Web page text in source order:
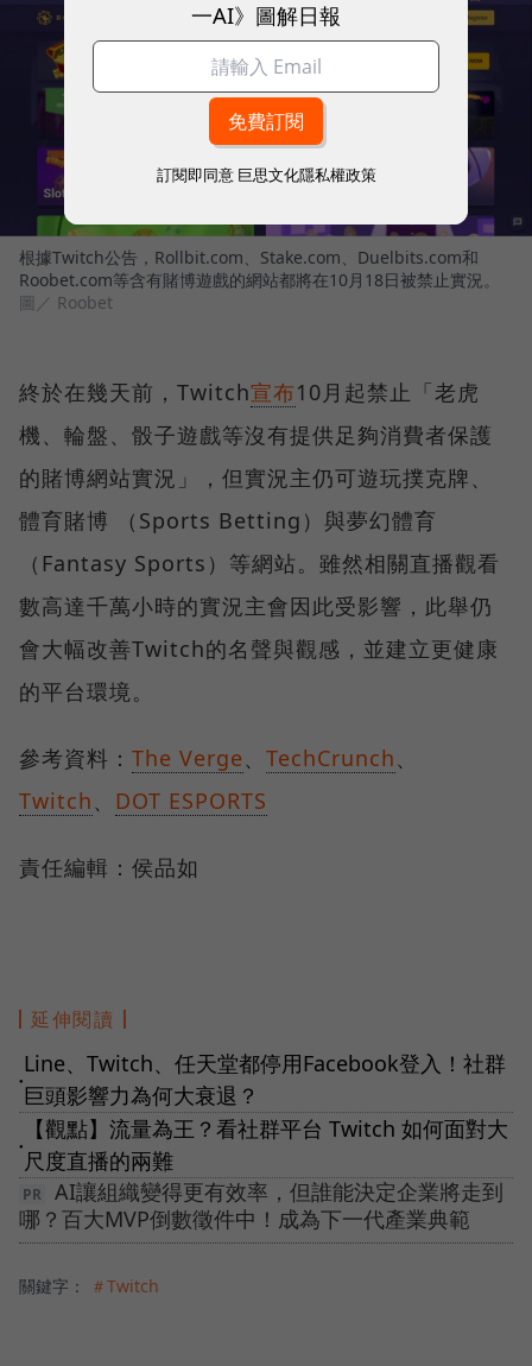
根據Twitch公告，Rollbit.com、Stake.com、Duelbits.com和
Roobet.com等含有賭博遊戲的網站都將在10月18日被禁止實況。
圖／ Roobet
終於在幾天前，Twitch宣布10月起禁止「老虎
機、輪盤、骰子遊戲等沒有提供足夠消費者保護
的賭博網站實況」，但實況主仍可遊玩撲克牌、
體育賭博 （Sports Betting）與夢幻體育
（Fantasy Sports）等網站。雖然相關直播觀看
數高達千萬小時的實況主會因此受影響，此舉仍
會大幅改善Twitch的名聲與觀感，並建立更健康
的平台環境。
參考資料： The Verge、 TechCrunch、
Twitch、 DOT ESPORTS
責任編輯：侯品如
延伸閱讀
●
Line、Twitch、任天堂都停用Facebook登入！社群
巨頭影響力為何大衰退？
●
【觀點】流量為王？看社群平台 Twitch 如何面對大
尺度直播的兩難
AI讓組織變得更有效率，但誰能決定企業將走到
哪？百大MVP倒數徵件中！成為下一代產業典範
關鍵字： ＃Twitch
一AI》圖解日報
訂閱即同意 巨思文化隱私權政策